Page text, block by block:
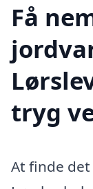
Få
tryg
At finde